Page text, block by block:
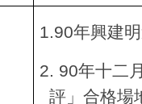
1.90年興建
2. 90年十二
評」合格場